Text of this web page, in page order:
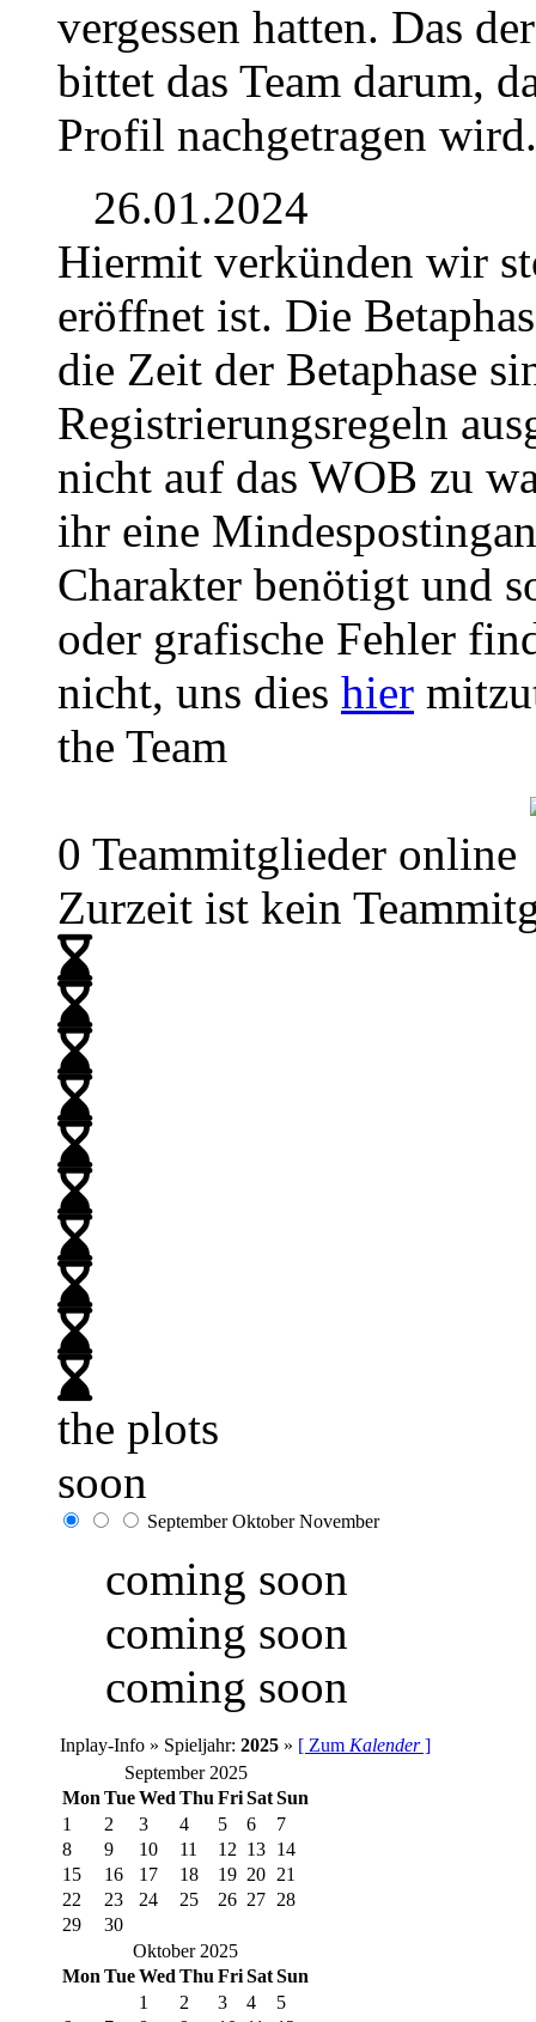
vergessen hatten. Das
bittet das Team darum,
Profil nachgetragen wird.
26.01.2024
Hiermit verkünden wir
eröffnet ist. Die
die Zeit der Betaphase
Registrierungsregeln
nicht auf das WOB zu
ihr eine
Charakter benötigt und
oder grafische Fehler
nicht, uns dies hier
the Team
0 Teammitglieder online
Zurzeit ist kein
the plots
soon
September Oktober November
coming soon
coming soon
coming soon
Inplay-Info » Spieljahr: 2025 » [ Zum Kalender]
September 2025
Mon TueWed Thu FriSatSun
1
2 3 4 5 6
7
8
9 10 11 12 13 14
15
16 17 18 19 20 21
22
23 24 25 26 27 28
29
30
Oktober 2025
Mon TueWed Thu FriSatSun
1
2 3 4
5